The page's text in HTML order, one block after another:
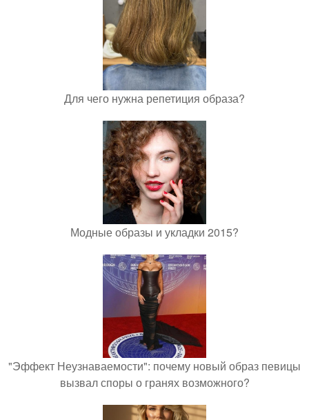
Для чего нужна репетиция образа?
Модные образы и укладки 2015?
"Эффект Неузнаваемости": почему новый образ певицы
вызвал споры о гранях возможного?